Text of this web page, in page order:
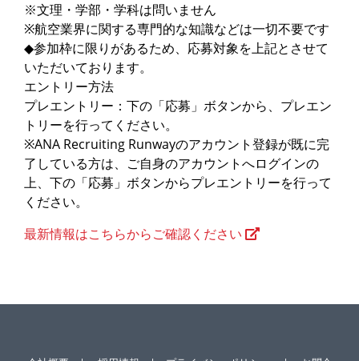
※文理・学部・学科は問いません
※航空業界に関する専門的な知識などは一切不要です
◆参加枠に限りがあるため、応募対象を上記とさせて
いただいております。
エントリー方法
プレエントリー：下の「応募」ボタンから、プレエン
トリーを行ってください。
※ANA Recruiting Runwayのアカウント登録が既に完
了している方は、ご自身のアカウントへログインの
上、下の「応募」ボタンからプレエントリーを行って
ください。
最新情報はこちらからご確認ください